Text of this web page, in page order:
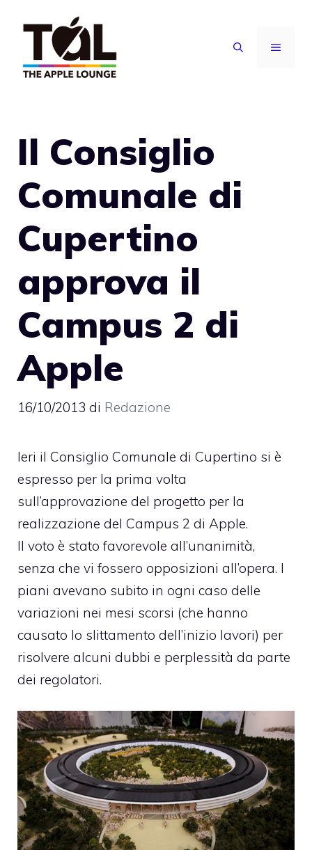
contenuto
MENU
Il Consiglio
Comunale di
Cupertino
approva il
Campus 2 di
Apple
16/10/2013 di Redazione
Ieri il Consiglio Comunale di Cupertino si è
espresso per la prima volta
sull’approvazione del progetto per la
realizzazione del Campus 2 di Apple.
Il voto è stato favorevole all’unanimità,
senza che vi fossero opposizioni all’opera. I
piani avevano subito in ogni caso delle
variazioni nei mesi scorsi (che hanno
causato lo slittamento dell’inizio lavori) per
risolvere alcuni dubbi e perplessità da parte
dei regolatori.